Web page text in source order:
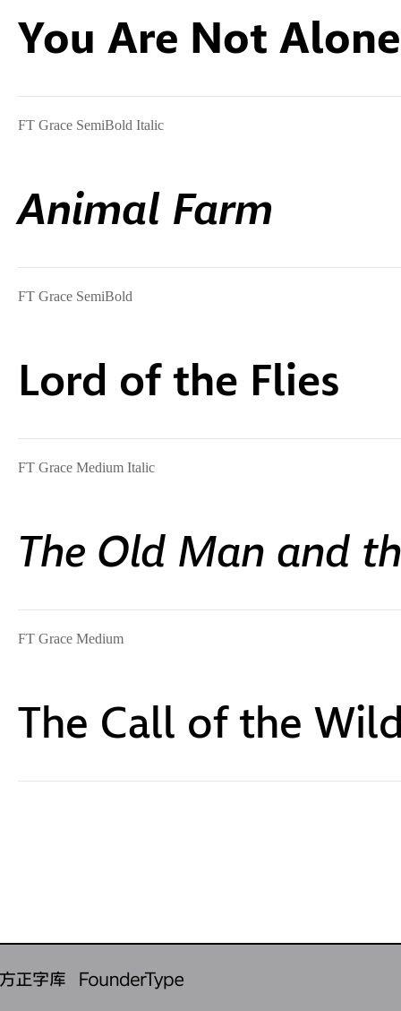
You Are Not Alone
FT Grace SemiBold Italic
Animal Farm
FT Grace SemiBold
Lord of the Flies
FT Grace Medium Italic
The Old Man and
FT Grace Medium
The Call of the